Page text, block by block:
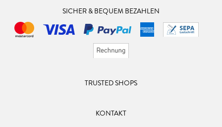
SICHER & BEQUEM BEZAHLEN
TRUSTED SHOPS
KONTAKT